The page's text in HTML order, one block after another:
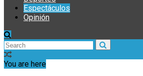
Espectáculos
Opinión
You are here